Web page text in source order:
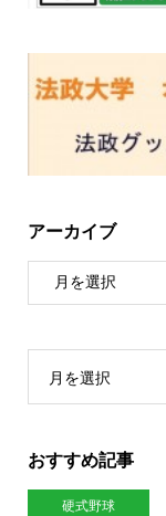
アーカイブ
月を選択
おすすめ記事
硬式野球